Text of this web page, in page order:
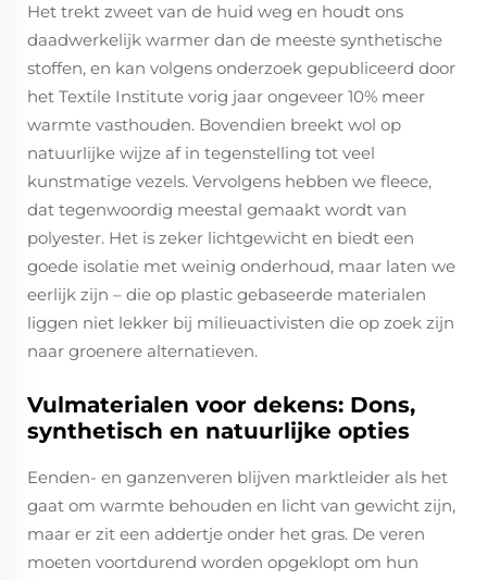
Het trekt zweet van de huid weg en houdt ons
daadwerkelijk warmer dan de meeste synthetische
stoffen, en kan volgens onderzoek gepubliceerd door
het Textile Institute vorig jaar ongeveer 10% meer
warmte vasthouden. Bovendien breekt wol op
natuurlijke wijze af in tegenstelling tot veel
kunstmatige vezels. Vervolgens hebben we fleece,
dat tegenwoordig meestal gemaakt wordt van
polyester. Het is zeker lichtgewicht en biedt een
goede isolatie met weinig onderhoud, maar laten we
eerlijk zijn – die op plastic gebaseerde materialen
liggen niet lekker bij milieuactivisten die op zoek zijn
naar groenere alternatieven.
Vulmaterialen voor dekens: Dons,
synthetisch en natuurlijke opties
Eenden- en ganzenveren blijven marktleider als het
gaat om warmte behouden en licht van gewicht zijn,
maar er zit een addertje onder het gras. De veren
moeten voortdurend worden opgeklopt om hun